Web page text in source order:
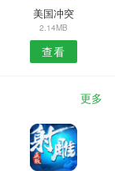
美国冲突
2.14MB
查看
更多